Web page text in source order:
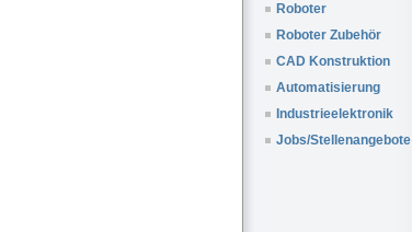
Roboter
Roboter Zubehör
CAD Konstruktion
Automatisierung
Industrieelektronik
Jobs/Stellenangebote